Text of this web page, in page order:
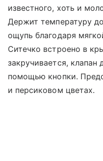
известного, хоть и
Держит температуру
ощупь благодаря
Ситечко встроено в
закручивается, клапан
помощью кнопки.
и персиковом цветах.